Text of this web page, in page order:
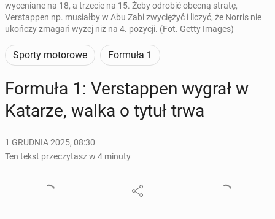
wyceniane na 18, a trzecie na 15. Żeby odrobić obecną stratę,
Verstappen np. musiałby w Abu Zabi zwyciężyć i liczyć, że Norris nie
ukończy zmagań wyżej niż na 4. pozycji. (Fot. Getty Images)
Sporty motorowe Formuła 1
Formuła 1: Ver­stap­pen wygrał w
Katarze, walka o tytuł trwa
1 GRUDNIA 2025, 08:30
Ten tekst przeczytasz w 4 minuty